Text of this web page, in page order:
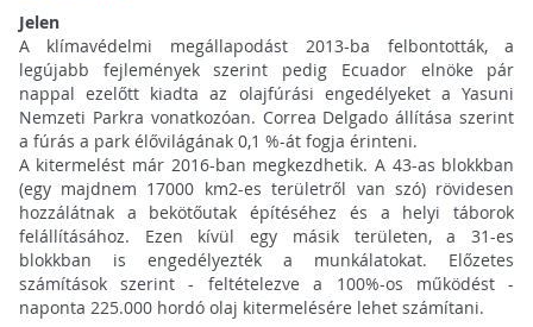
Jelen
A klímavédelmi megállapodást 2013-ba felbontották, a
legújabb fejlemények szerint pedig Ecuador elnöke pár
nappal ezelőtt kiadta az olajfúrási engedélyeket a Yasuni
Nemzeti Parkra vonatkozóan. Correa Delgado állítása szerint
a fúrás a park élővilágának 0,1 %-át fogja érinteni.
A kitermelést már 2016-ban megkezdhetik. A 43-as blokkban
(egy majdnem 17000 km2-es területről van szó) rövidesen
hozzálátnak a bekötőutak építéséhez és a helyi táborok
felállításához. Ezen kívül egy másik területen, a 31-es
blokkban is engedélyezték a munkálatokat. Előzetes
számítások szerint - feltételezve a 100%-os működést -
naponta 225.000 hordó olaj kitermelésére lehet számítani.